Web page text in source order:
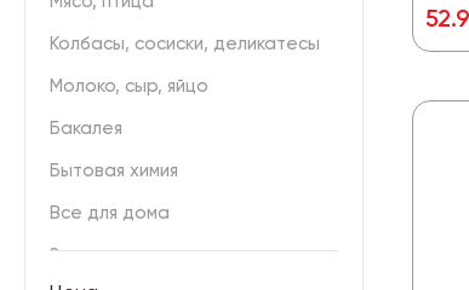
Колбасы, сосиски, деликатесы
Молоко, сыр, яйцо
Бакалея
Бытовая химия
Все для дома
Замороженные продукты